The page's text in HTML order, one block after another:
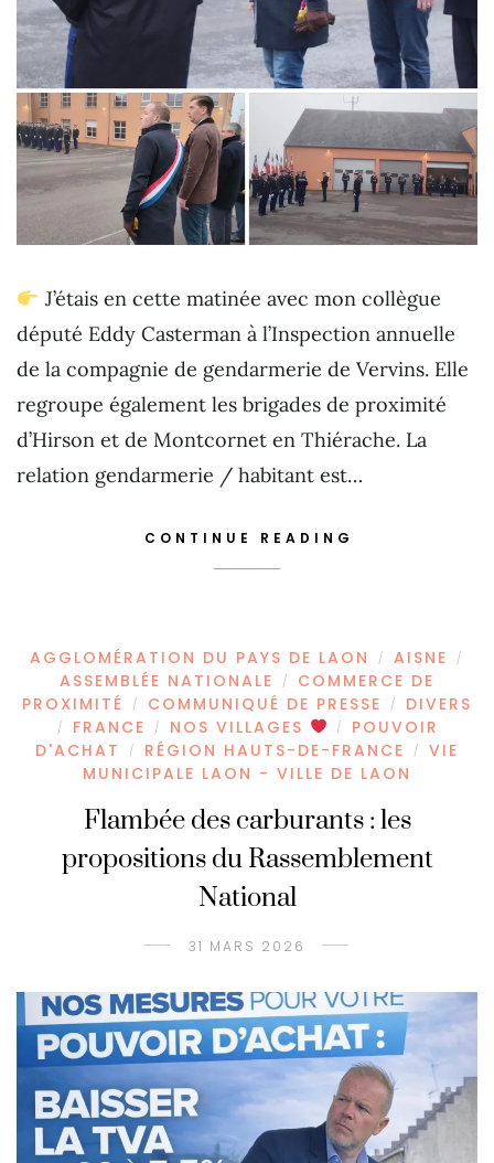
J’étais en cette matinée avec mon collègue
député Eddy Casterman à l’Inspection annuelle
de la compagnie de gendarmerie de Vervins. Elle
regroupe également les brigades de proximité
d’Hirson et de Montcornet en Thiérache. La
relation gendarmerie / habitant est…
CONTINUE READING
AGGLOMÉRATION DU PAYS DE LAON / AISNE /
ASSEMBLÉE NATIONALE /
COMMERCE DE
PROXIMITÉ
/ COMMUNIQUÉ DE PRESSE / DIVERS
/ FRANCE / NOS VILLAGES /
POUVOIR
D'ACHAT
/ RÉGION HAUTS-DE-FRANCE /
VIE
MUNICIPALE LAON - VILLE DE LAON
Flambée des carburants : les
propositions du Rassemblement
National
31 MARS 2026